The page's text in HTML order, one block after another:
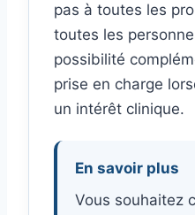
pas à toutes les
toutes les
possibilité
prise en charge
un intérêt clinique.
En savoir plus
Vous souhaitez